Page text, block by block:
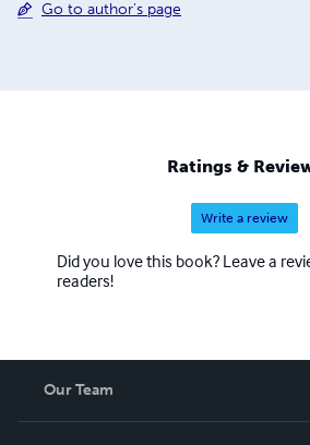
Go to author's page
Ratings &
Write a review
Did you love this book? Leave a
readers!
Our Team